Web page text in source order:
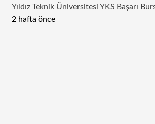
Yıldız Teknik Üniversitesi YKS Başarı
2 hafta önce